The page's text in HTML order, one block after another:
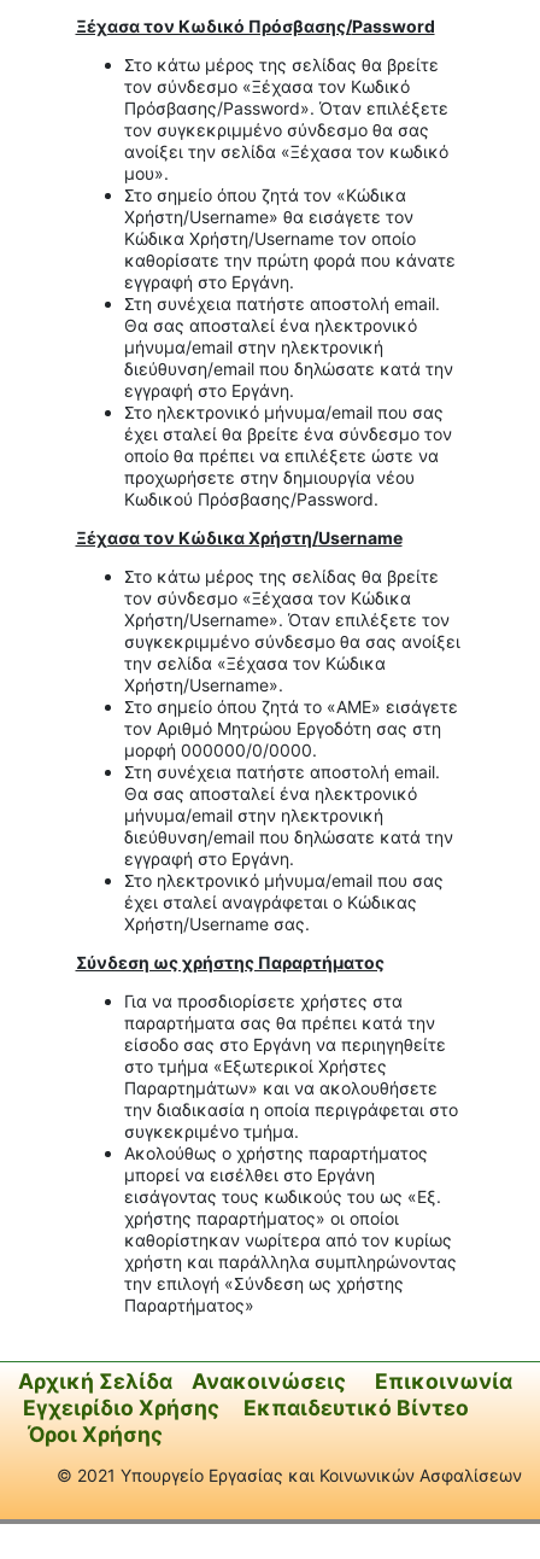
Ξέχασα τον Κωδικό Πρόσβασης/Password
Στο κάτω μέρος της σελίδας θα βρείτε
τον σύνδεσμο «Ξέχασα τον Κωδικό
Πρόσβασης/Password». Όταν επιλέξετε
τον συγκεκριμμένο σύνδεσμο θα σας
ανοίξει την σελίδα «Ξέχασα τον κωδικό
μου».
Στο σημείο όπου ζητά τον «Κώδικα
Χρήστη/Username» θα εισάγετε τον
Κώδικα Χρήστη/Username τον οποίο
καθορίσατε την πρώτη φορά που κάνατε
εγγραφή στο Εργάνη.
Στη συνέχεια πατήστε αποστολή email.
Θα σας αποσταλεί ένα ηλεκτρονικό
μήνυμα/email στην ηλεκτρονική
διεύθυνση/email που δηλώσατε κατά την
εγγραφή στο Εργάνη.
Στο ηλεκτρονικό μήνυμα/email που σας
έχει σταλεί θα βρείτε ένα σύνδεσμο τον
οποίο θα πρέπει να επιλέξετε ώστε να
προχωρήσετε στην δημιουργία νέου
Κωδικού Πρόσβασης/Password.
Ξέχασα τον Κώδικα Χρήστη/Username
Στο κάτω μέρος της σελίδας θα βρείτε
τον σύνδεσμο «Ξέχασα τον Κώδικα
Χρήστη/Username». Όταν επιλέξετε τον
συγκεκριμμένο σύνδεσμο θα σας ανοίξει
την σελίδα «Ξέχασα τον Κώδικα
Χρήστη/Username».
Στο σημείο όπου ζητά το «ΑΜΕ» εισάγετε
τον Αριθμό Μητρώου Εργοδότη σας στη
μορφή 000000/0/0000.
Στη συνέχεια πατήστε αποστολή email.
Θα σας αποσταλεί ένα ηλεκτρονικό
μήνυμα/email στην ηλεκτρονική
διεύθυνση/email που δηλώσατε κατά την
εγγραφή στο Εργάνη.
Στο ηλεκτρονικό μήνυμα/email που σας
έχει σταλεί αναγράφεται ο Κώδικας
Χρήστη/Username σας.
Σύνδεση ως χρήστης Παραρτήματος
Για να προσδιορίσετε χρήστες στα
παραρτήματα σας θα πρέπει κατά την
είσοδο σας στο Εργάνη να περιηγηθείτε
στο τμήμα «Εξωτερικοί Χρήστες
Παραρτημάτων» και να ακολουθήσετε
την διαδικασία η οποία περιγράφεται στο
συγκεκριμένο τμήμα.
Ακολούθως ο χρήστης παραρτήματος
μπορεί να εισέλθει στο Εργάνη
εισάγοντας τους κωδικούς του ως «Εξ.
χρήστης παραρτήματος» οι οποίοι
καθορίστηκαν νωρίτερα από τον κυρίως
χρήστη και παράλληλα συμπληρώνοντας
την επιλογή «Σύνδεση ως χρήστης
Παραρτήματος»
Αρχική Σελίδα Ανακοινώσεις
Επικοινωνία
Εγχειρίδιο Χρήσης
Εκπαιδευτικό Βίντεο
Όροι Χρήσης
© 2021 Υπουργείο Εργασίας και Κοινωνικών Ασφαλίσεων